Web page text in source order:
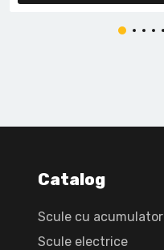
Catalog
Scule cu acumulator
Scule electrice